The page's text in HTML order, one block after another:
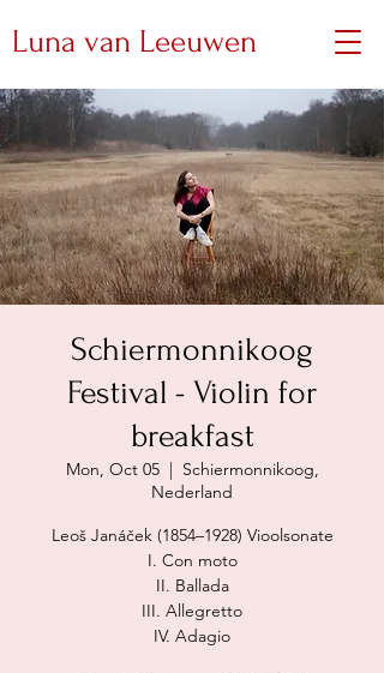
Luna van Leeuwen
Schiermonnikoog
Festival - Violin for
breakfast
Mon, Oct 05
  |
Schiermonnikoog,
Nederland
Leoš Janáček (1854–1928) Vioolsonate
I. Con moto
II. Ballada
III. Allegretto
IV. Adagio